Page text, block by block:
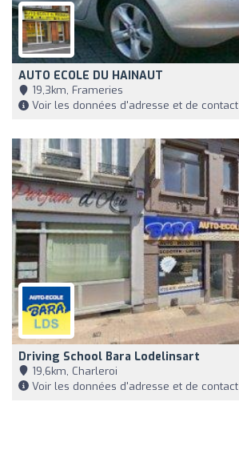
AUTO ECOLE DU HAINAUT
19,3km, Frameries
Voir les données d'adresse et de contact
Driving School Bara Lodelinsart
19,6km, Charleroi
Voir les données d'adresse et de contact